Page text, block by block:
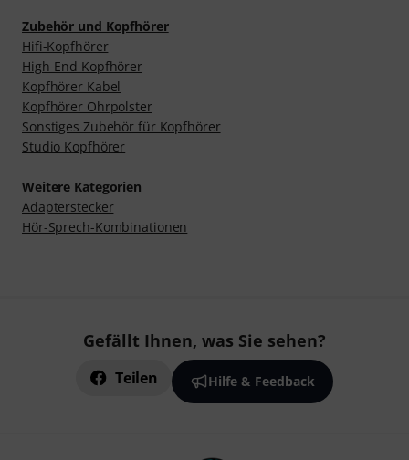
Zubehör und Kopfhörer
Hifi-Kopfhörer
High-End Kopfhörer
Kopfhörer Kabel
Kopfhörer Ohrpolster
Sonstiges Zubehör für Kopfhörer
Studio Kopfhörer
Weitere Kategorien
Adapterstecker
Hör-Sprech-Kombinationen
Gefällt Ihnen, was Sie sehen?
Teilen Hilfe & Feedback